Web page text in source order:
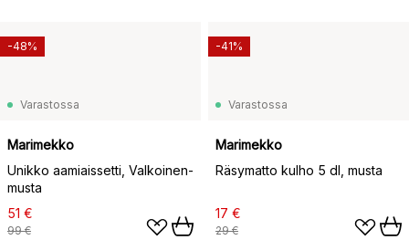
Varastossa
Marimekko
Unikko aamiaissetti, Valkoinen-
musta
51 €
99 €
-48%
Varastossa
Marimekko
Räsymatto kulho 5 dl, musta
17 €
29 €
-41%